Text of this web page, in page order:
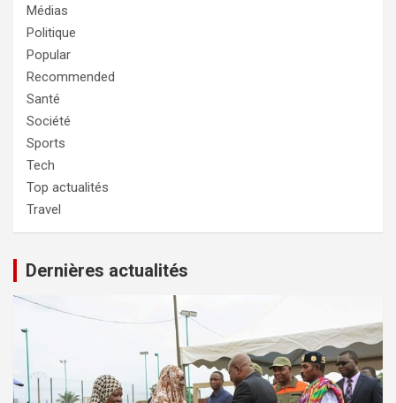
Médias
Politique
Popular
Recommended
Santé
Société
Sports
Tech
Top actualités
Travel
Dernières actualités